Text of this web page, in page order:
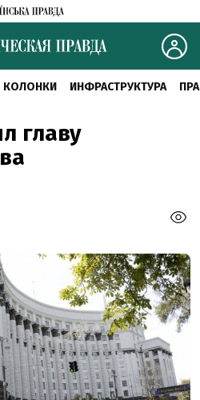
КОЛОНКИ ИНФРАСТРУКТУРА
главу